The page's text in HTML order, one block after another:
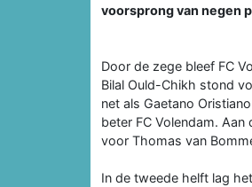
voorsprong van negen
Door de zege bleef FC
Bilal Ould-Chikh stond
net als Gaetano
beter FC Volendam.
voor Thomas van
In de tweede helft lag